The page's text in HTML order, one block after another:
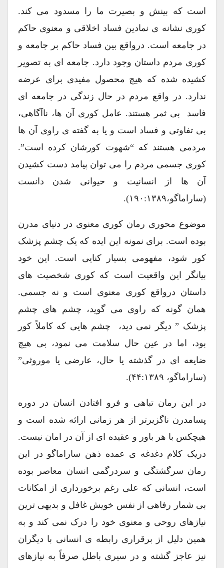
است که بینش و بصیرت ما را مسدود می کند.
کوری نشانه ی نمادین فساد اخلاقی و معنوی حاکم
در جامعه است. درواقع بین فساد حاکم بر جامعه و
کوری مردم داستان وجود دارد. جامعه ای به تصویر
کشیده شده که هیچ محصول مفیدی برای عرضه
ندارد. در واقع مردم در حال زندگی در جامعه ای
فاسد بی ثمر هستند. عامل کوری آن ها، ناآگاهی،
بی تفاوتی و فساد است و یا به گفته ی راوی آن ها
مردمی هستند که “شهوت کورشان کرده است”.
کوری جسمی مردم را می توان پیامد دست کشیدن
آن ها از انسانیت و حیوانی شدن دانست
(ساراماگو،۱۹۰:۱۳۸۹).
موضوع محوری رمان کوری معنوی در دنیای مدرن
بوده است. برای نمونه این ایده که یک چشم پزشک
کور شود، مفهومی بسیار کنایی است. این خود
بیانگر این واقعیت است که کوری شخصیت های
داستان درواقع کوری معنوی است و نه جسمی.
همان گونه که راوی می گوید، چشم های چشم
پزشک ” دیگر نمی دید، چشم هایی که کاملاً کور
بود، اما در عین حال سلامت می نمود، بی هیچ
ضایعه ای در گذشته یا حال، عارضی یا موروثی”
(ساراماگو، ۴۴:۱۳۸۹).
در این رمان تباهی و فرو افتادن انسان در دوره
پسامدرن ناگزیرتر از هر زمانی ارائه شده است و
هیچکس با هر باور و عقیده ای از آن در امان نیست.
دریک کلام دغدغه ی عمده ذهن ساراماگو در این
رمان سرگشتگی و سردرگمی انسان معاصر بوده
است، انسانی که علی رغم برخورداری از امکانات
بی شمار رفاهی از نفس خویش غافل و بدیهی ترین
نیازهای روحی و معنوی خود را درک نمی کند و به
همین دلیل از برقراری رابطه ی انسانی با دیگران
نیز عاجز گشته و در سیری باطل صرفاً به نیازهای